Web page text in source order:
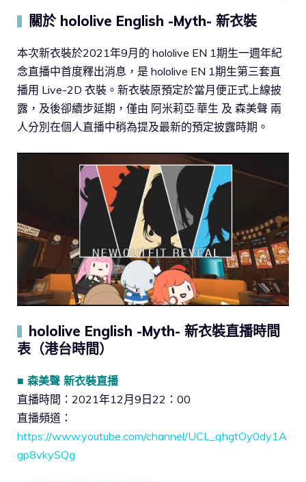
關於 hololive English -Myth- 新衣裝
本次新衣裝於2021年9月的 hololive EN 1期生一週年紀
念直播中首度釋出消息，是 hololive EN 1期生第三套直
播用 Live-2D 衣裝。新衣裝原預定於當月便正式上線披
露，及後卻續步延期，僅由 阿米莉亞·華生 及 森美聲 兩
人分別在個人直播中稍為提及最新的預定披露時期。
hololive English -Myth- 新衣裝直播時間
表（港台時間）
■ 森美聲 新衣裝直播
直播時間：2021年12月9日22：00
直播頻道：
https://www.youtube.com/channel/UCL_qhgtOy0dy1A
gp8vkySQg